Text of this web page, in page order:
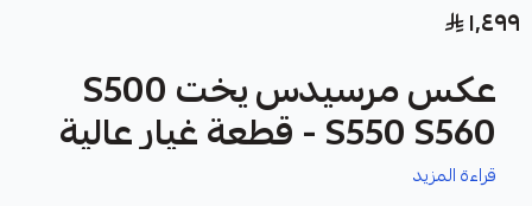
١٬٤٩٩
عكس مرسيدس يخت S500
S550 S560 - قطعة غيار عالية
الجودة
قراءة المزيد